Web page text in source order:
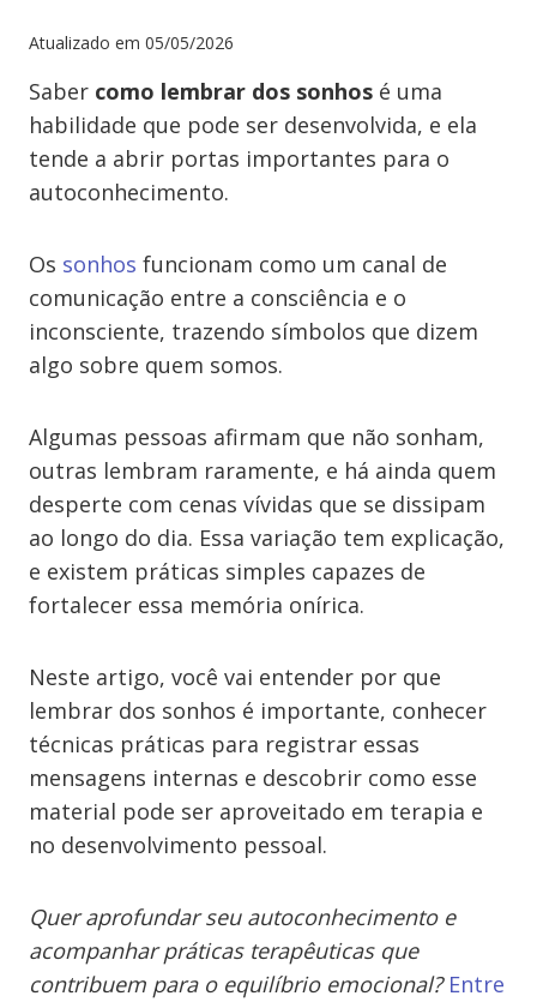
Atualizado em 05/05/2026
Saber como lembrar dos sonhos é uma
habilidade que pode ser desenvolvida, e ela
tende a abrir portas importantes para o
autoconhecimento.
Os sonhos funcionam como um canal de
comunicação entre a consciência e o
inconsciente, trazendo símbolos que dizem
algo sobre quem somos.
Algumas pessoas afirmam que não sonham,
outras lembram raramente, e há ainda quem
desperte com cenas vívidas que se dissipam
ao longo do dia. Essa variação tem explicação,
e existem práticas simples capazes de
fortalecer essa memória onírica.
Neste artigo, você vai entender por que
lembrar dos sonhos é importante, conhecer
técnicas práticas para registrar essas
mensagens internas e descobrir como esse
material pode ser aproveitado em terapia e
no desenvolvimento pessoal.
Quer aprofundar seu autoconhecimento e
acompanhar práticas terapêuticas que
contribuem para o equilíbrio emocional? Entre